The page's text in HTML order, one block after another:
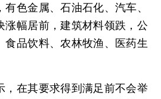
色金属、石油石化、汽车、
涨幅居前，建筑材料领跌，公
食品饮料、农林牧渔、医药生
，在其要求得到满足前不会举